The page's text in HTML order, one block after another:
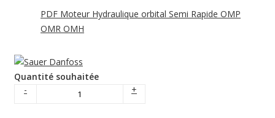
PDF Moteur Hydraulique orbital Semi Rapide OMP
OMR OMH
Quantité souhaitée
-
+